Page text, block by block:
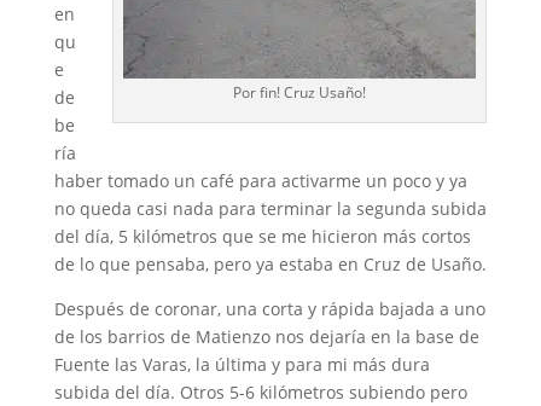
Por fin! Cruz Usaño!
en
qu
e
de
be
ría
haber tomado un café para activarme un poco y ya
no queda casi nada para terminar la segunda subida
del día, 5 kilómetros que se me hicieron más cortos
de lo que pensaba, pero ya estaba en Cruz de Usaño.
Después de coronar, una corta y rápida bajada a uno
de los barrios de Matienzo nos dejaría en la base de
Fuente las Varas, la última y para mi más dura
subida del día. Otros 5-6 kilómetros subiendo pero